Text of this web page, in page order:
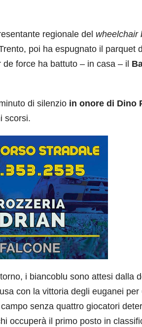
regionale del wheelchair
poi ha espugnato il parquet
force ha battuto – in casa – il
di silenzio in onore di Dino
scorsi.
i biancoblu sono attesi dalla
con la vittoria degli euganei
senza quattro giocatori
occuperà il primo posto in